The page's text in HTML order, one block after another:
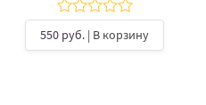
550 руб. | В корзину